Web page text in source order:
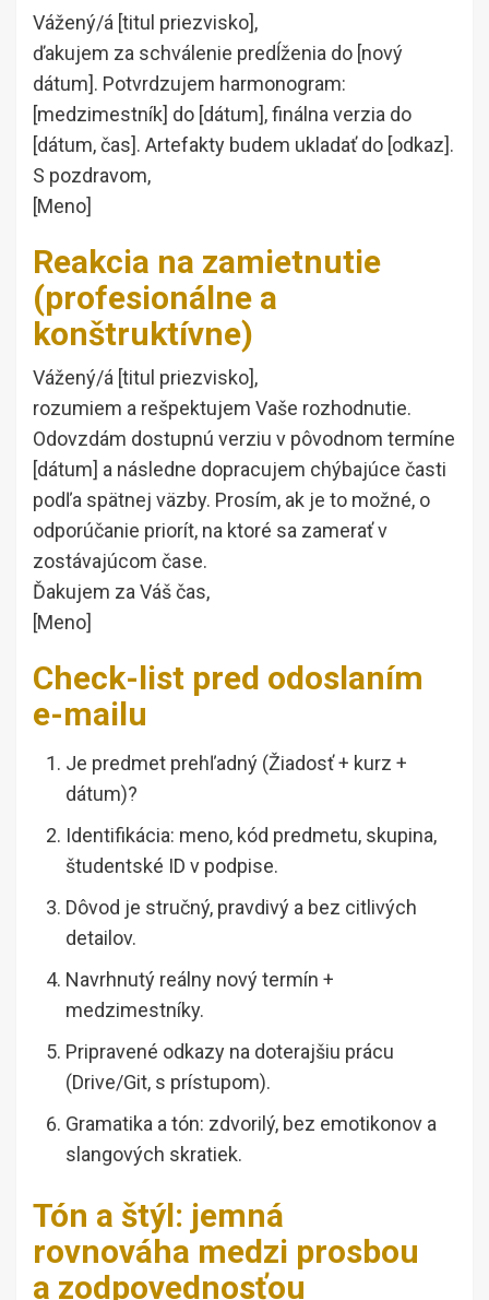
Vážený/á [titul priezvisko],
ďakujem za schválenie predĺženia do [nový
dátum]. Potvrdzujem harmonogram:
[medzimestník] do [dátum], finálna verzia do
[dátum, čas]. Artefakty budem ukladať do [odkaz].
S pozdravom,
[Meno]
Reakcia na zamietnutie
(profesionálne a
konštruktívne)
Vážený/á [titul priezvisko],
rozumiem a rešpektujem Vaše rozhodnutie.
Odovzdám dostupnú verziu v pôvodnom termíne
[dátum] a následne dopracujem chýbajúce časti
podľa spätnej väzby. Prosím, ak je to možné, o
odporúčanie priorít, na ktoré sa zamerať v
zostávajúcom čase.
Ďakujem za Váš čas,
[Meno]
Check-list pred odoslaním
e-mailu
Je predmet prehľadný (Žiadosť + kurz +
dátum)?
Identifikácia: meno, kód predmetu, skupina,
študentské ID v podpise.
Dôvod je stručný, pravdivý a bez citlivých
detailov.
Navrhnutý reálny nový termín +
medzimestníky.
Pripravené odkazy na doterajšiu prácu
(Drive/Git, s prístupom).
Gramatika a tón: zdvorilý, bez emotikonov a
slangových skratiek.
Tón a štýl: jemná
rovnováha medzi prosbou
a zodpovednosťou